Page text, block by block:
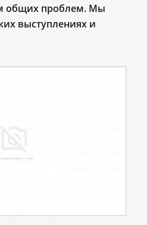
общих проблем. Мы
выступлениях и